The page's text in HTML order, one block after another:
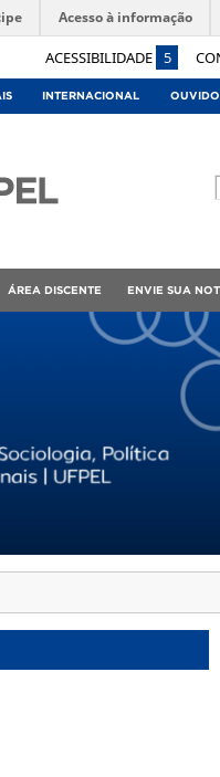
ACESSIBILIDADE 5
Acesso à informação
INTERNACIONAL
ÁREA DISCENTE ENVIE SUA